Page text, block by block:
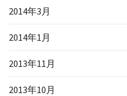
2014年3月
2014年1月
2013年11月
2013年10月